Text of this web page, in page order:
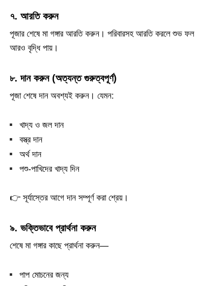
৭. আরতি করুন
পূজার শেষে মা গঙ্গার আরতি করুন। পরিবারসহ আরতি করলে শুভ ফল
আরও বৃদ্ধি পায়।
৮. দান করুন (অত্যন্ত গুরুত্বপূর্ণ)
পূজা শেষে দান অবশ্যই করুন। যেমন:
খাদ্য ও জল দান
বস্ত্র দান
অর্থ দান
পশু-পাখিদের খাদ্য দিন
👉 সূর্যাস্তের আগে দান সম্পূর্ণ করা শ্রেয়।
৯. ভক্তিভাবে প্রার্থনা করুন
শেষে মা গঙ্গার কাছে প্রার্থনা করুন—
পাপ মোচনের জন্য